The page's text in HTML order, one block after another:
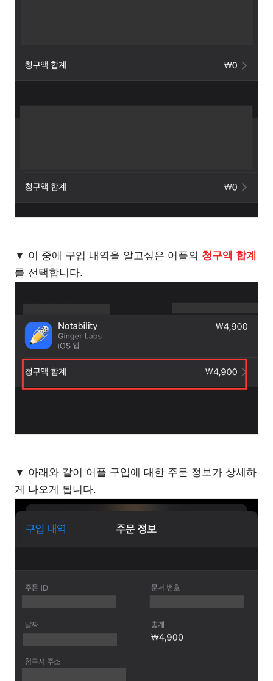
▼ 이 중에 구입 내역을 알고싶은 어플의 청구액 합계
를 선택합니다.
▼ 아래와 같이 어플 구입에 대한 주문 정보가 상세하
게 나오게 됩니다.